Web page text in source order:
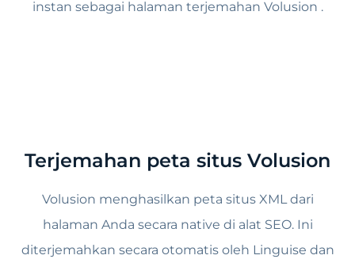
instan sebagai halaman terjemahan Volusion .
Terjemahan peta situs Volusion
Volusion menghasilkan peta situs XML dari
halaman Anda secara native di alat SEO. Ini
diterjemahkan secara otomatis oleh Linguise dan